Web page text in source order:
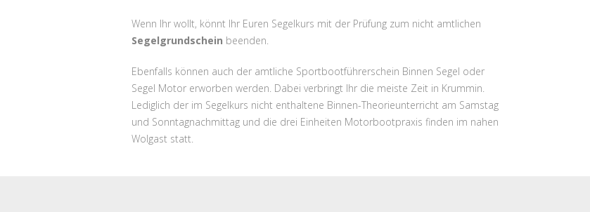
Wenn Ihr wollt, könnt Ihr Euren Segelkurs mit der Prüfung zum nicht amtlichen
Segelgrundschein beenden.
Ebenfalls können auch der amtliche Sportbootführerschein Binnen Segel oder
Segel Motor erworben werden. Dabei verbringt Ihr die meiste Zeit in Krummin.
Lediglich der im Segelkurs nicht enthaltene Binnen-Theorieunterricht am Samstag
und Sonntagnachmittag und die drei Einheiten Motorbootpraxis finden im nahen
Wolgast statt.